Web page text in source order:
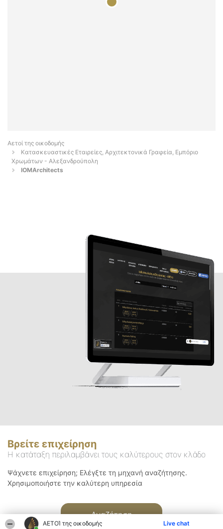
ΑΕΤΟΊ της οικοδομής Live chat
Αετοί της οικοδομής
Κατασκευαστικές Εταιρείες, Αρχιτεκτονικά Γραφεία, Εμπόριο
Χρωμάτων - Αλεξανδρούπολη
IOMArchitects
Βρείτε επιχείρηση
Η κατάταξη περιλαμβάνει τους καλύτερους στον κλάδο
Ψάχνετε επιχείρηση; Ελέγξτε τη μηχανή αναζήτησης.
Χρησιμοποιήστε την καλύτερη υπηρεσία
Αναζήτηση